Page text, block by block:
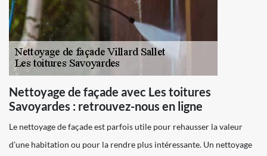
Nettoyage de façade avec Les toitures
Savoyardes : retrouvez-nous en ligne
Le nettoyage de façade est parfois utile pour rehausser la valeur
d’une habitation ou pour la rendre plus intéressante. Un nettoyage